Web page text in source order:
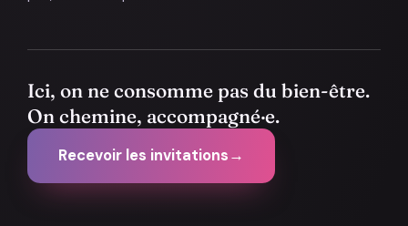
Ici, on ne consomme pas du bien-être.
On chemine, accompagné·e.
Recevoir les invitations→